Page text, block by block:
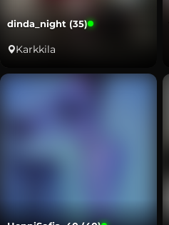
dinda_night (35)
Karkkila